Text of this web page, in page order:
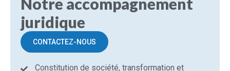
juridique
CONTACTEZ-NOUS
Constitution de société, transformation et